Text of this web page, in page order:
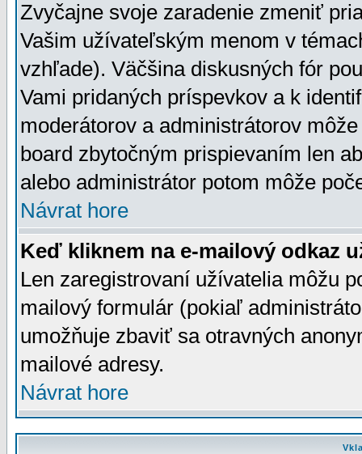
Zvyčajne svoje zaradenie zmeniť
Vašim užívateľským menom v
vzhľade). Väčšina diskusných fór
Vami pridaných príspevkov a k
moderátorov a administrátorov
board zbytočným prispievaním len
alebo administrátor potom môže
Návrat hore
Keď kliknem na e-mailový odkaz
Len zaregistrovaní užívatelia môžu
mailový formulár (pokiaľ
umožňuje zbaviť sa otravných
mailové adresy.
Návrat hore